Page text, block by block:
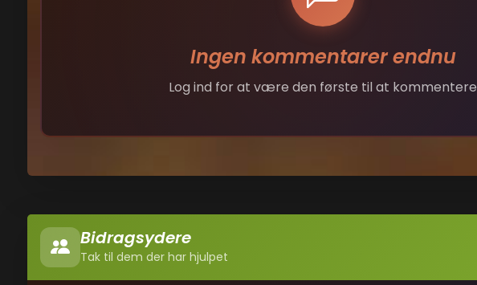
Ingen kommentarer endnu
Log ind for at være den første til at kommentere
Bidragsydere
Tak til dem der har hjulpet